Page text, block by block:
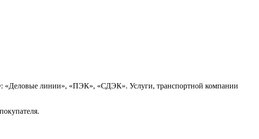
«Деловые линии», «ПЭК», «СДЭК». Услуги, транспортной компании